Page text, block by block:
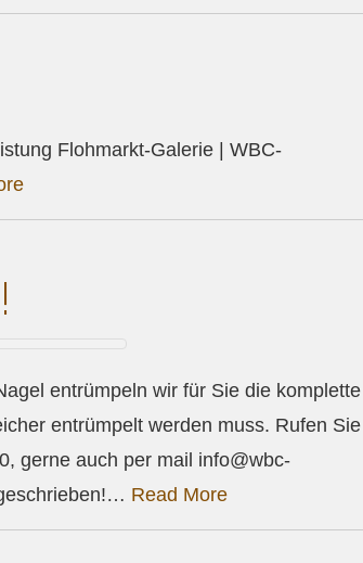
Flohmarkt-Galerie | WBC-
entrümpeln wir für Sie die komplette
entrümpelt werden muss. Rufen Sie
gerne auch per mail info@wbc-
Read More